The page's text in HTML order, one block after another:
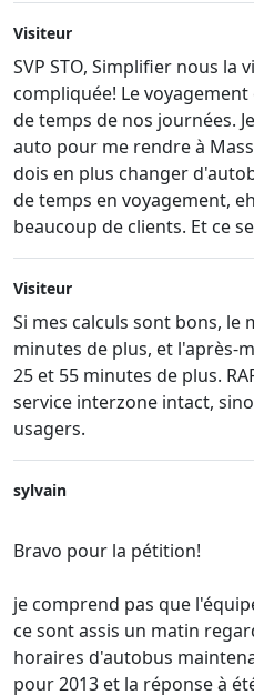
Visiteur
SVP STO, Simplifier nous la
compliquée! Le
de temps de nos journées.
auto pour me rendre à
dois en plus changer
de temps en voyagement,
beaucoup de clients. Et ce
Visiteur
Si mes calculs sont bons, le
minutes de plus, et l'après-
25 et 55 minutes de plus.
service interzone intact,
usagers.
sylvain
Bravo pour la pétition!
je comprend pas que
ce sont assis un matin
horaires d'autobus
pour 2013 et la réponse à